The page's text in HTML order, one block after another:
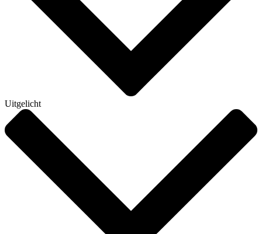
Uitgelicht